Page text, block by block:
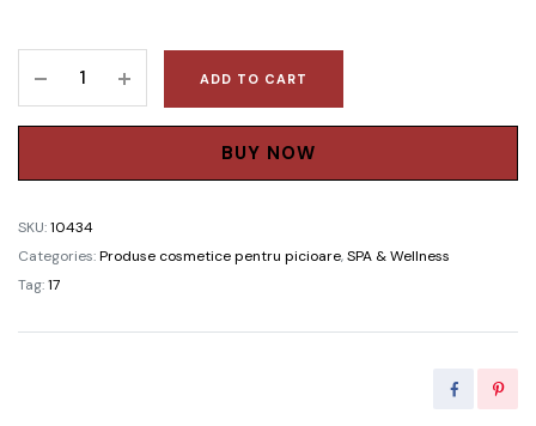
baie
(1000gr)
ADD TO CART
BUY NOW
SKU:10434
Categories:Produse cosmetice pentru picioare,SPA & Wellness
Tag:17